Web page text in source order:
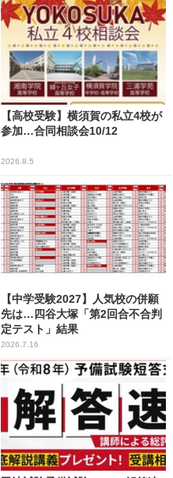
【高校受験】横須賀の私立4校が
参加…合同相談会10/12
2026.8.5
【中学受験2027】人気校の併願
先は…四谷大塚「第2回合不合判
定テスト」結果
2026.7.16